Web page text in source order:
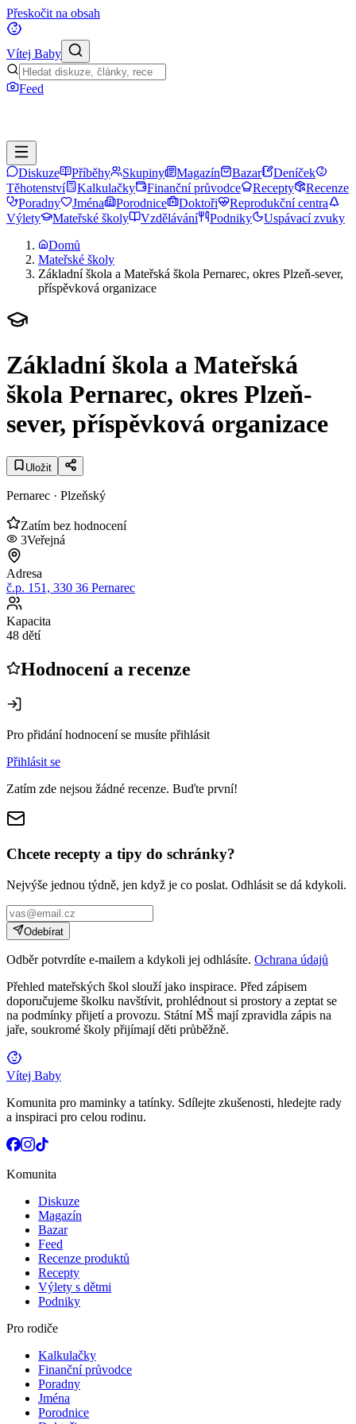
Přeskočit na obsah
Vítej Baby
Feed
Diskuze Příběhy Skupiny Magazín Bazar
Deníček
Těhotenství
Kalkulačky Finanční průvodce Recepty
Recenze
Poradny
Jména Porodnice Doktoři
Reprodukční centra
Výlety
Mateřské školy Vzdělávání Podniky
Uspávací zvuky
Domů
Mateřské školy
Základní škola a Mateřská škola Pernarec, okres Plzeň-sever,
příspěvková organizace
Základní škola a Mateřská
škola Pernarec, okres Plzeň-
sever, příspěvková organizace
Uložit
Pernarec · Plzeňský
Zatím bez hodnocení
3Veřejná
Adresa
č.p. 151, 330 36 Pernarec
Kapacita
48 dětí
Hodnocení a recenze
Pro přidání hodnocení se musíte přihlásit
Přihlásit se
Zatím zde nejsou žádné recenze. Buďte první!
Chcete recepty a tipy do schránky?
Nejvýše jednou týdně, jen když je co poslat. Odhlásit se dá kdykoli.
Odebírat
Odběr potvrdíte e-mailem a kdykoli jej odhlásíte. Ochrana údajů
Přehled mateřských škol slouží jako inspirace. Před zápisem
doporučujeme školku navštívit, prohlédnout si prostory a zeptat se
na podmínky přijetí a provozu. Státní MŠ mají zpravidla zápis na
jaře, soukromé školy přijímají děti průběžně.
Vítej Baby
Komunita pro maminky a tatínky. Sdílejte zkušenosti, hledejte rady
a inspiraci pro celou rodinu.
Komunita
Diskuze
Magazín
Bazar
Feed
Recenze produktů
Recepty
Výlety s dětmi
Podniky
Pro rodiče
Kalkulačky
Finanční průvodce
Poradny
Jména
Porodnice